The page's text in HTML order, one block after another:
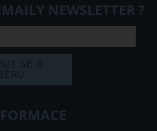
NEWSLETTER ?